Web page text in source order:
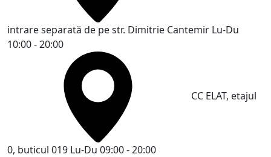
intrare separată de pe str. Dimitrie Cantemir Lu-Du
10:00 - 20:00
CC ELAT, etajul
0, buticul 019 Lu-Du 09:00 - 20:00